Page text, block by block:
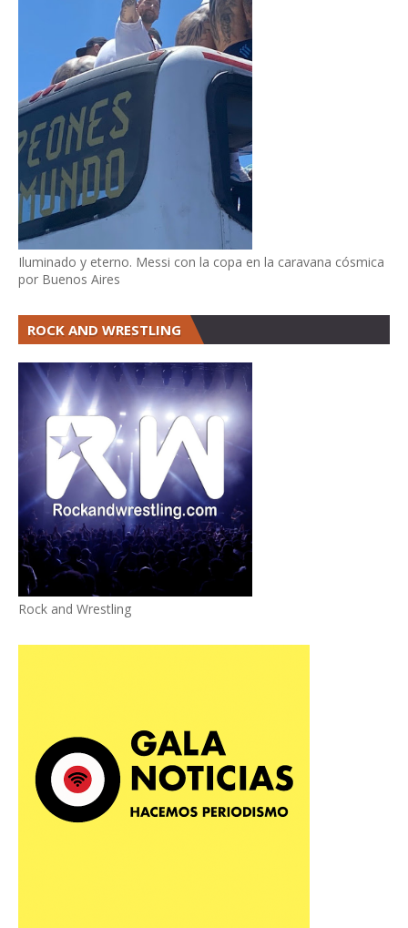
Iluminado y eterno. Messi con la copa en la caravana cósmica
por Buenos Aires
ROCK AND WRESTLING
Rock and Wrestling